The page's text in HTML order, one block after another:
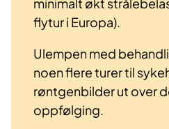
minimalt økt
flytur i Europa).
Ulempen med
noen flere turer til
røntgenbilder ut over
oppfølging.